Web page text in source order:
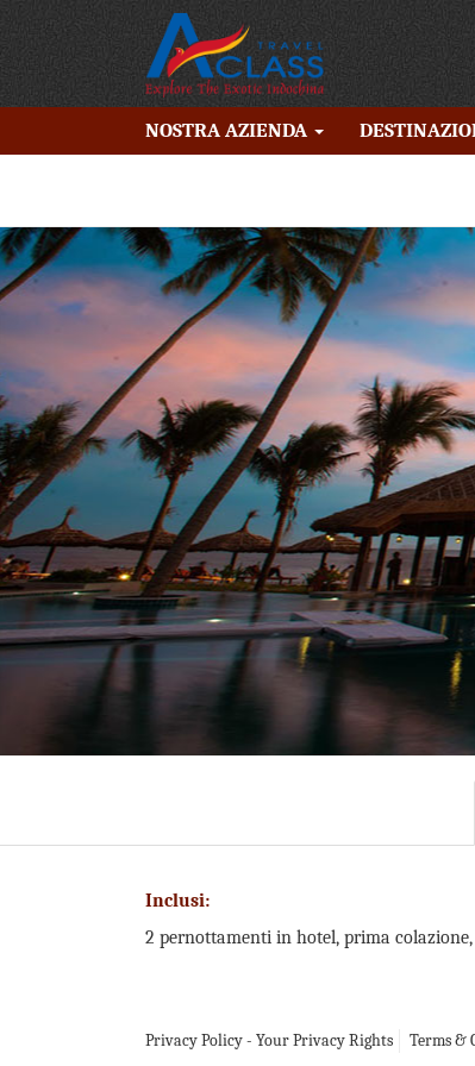
NOSTRA AZIENDA
Inclusi:
2 pernottamenti in hotel, prima
Privacy Policy - Your Privacy Rights Terms &